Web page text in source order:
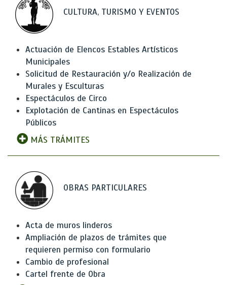
CULTURA, TURISMO Y EVENTOS
Actuación de Elencos Estables Artísticos
Municipales
Solicitud de Restauración y/o Realización de
Murales y Esculturas
Espectáculos de Circo
Explotación de Cantinas en Espectáculos
Públicos
MÁS TRÁMITES
OBRAS PARTICULARES
Acta de muros linderos
Ampliación de plazos de trámites que
requieren permiso con formulario
Cambio de profesional
Cartel frente de Obra